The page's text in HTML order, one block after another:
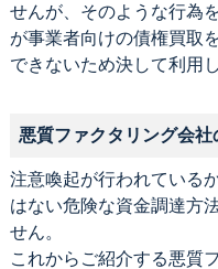
せんが、そのような行為
が事業者向けの債権買取
できないため決して利用
悪質ファクタリング会社
注意喚起が行われている
はない危険な資金調達方
せん。
これからご紹介する悪質